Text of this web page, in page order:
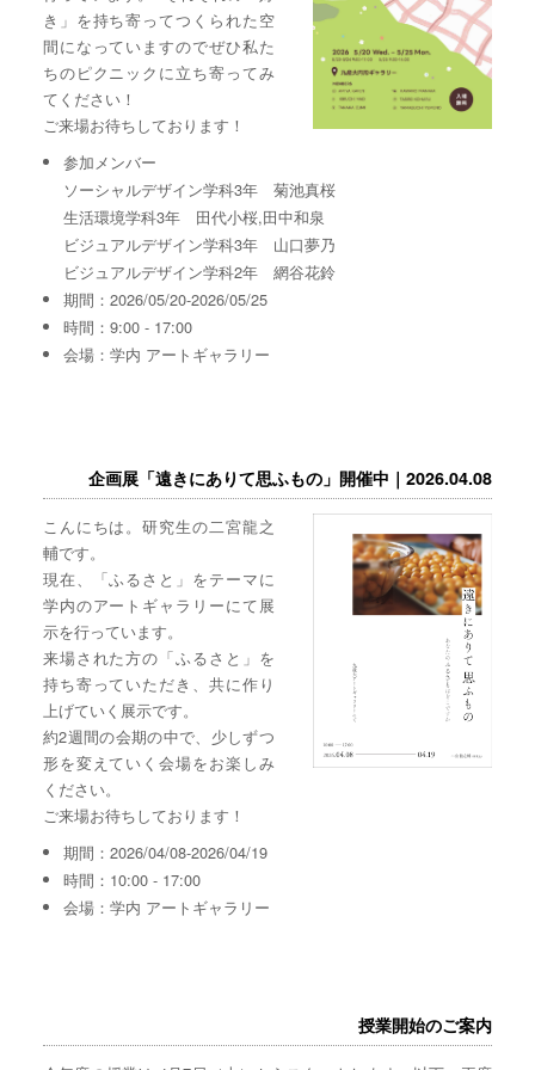
き」を持ち寄ってつくられた空
間になっていますのでぜひ私た
ちのピクニックに立ち寄ってみ
てください！
ご来場お待ちしております！
参加メンバー
ソーシャルデザイン学科3年 菊池真桜
生活環境学科3年 田代小桜,田中和泉
ビジュアルデザイン学科3年 山口夢乃
ビジュアルデザイン学科2年 網谷花鈴
期間：2026/05/20-2026/05/25
時間：9:00 - 17:00
会場：学内 アートギャラリー
企画展「遠きにありて思ふもの」開催中｜2026.04.08
こんにちは。研究生の二宮龍之
輔です。
現在、「ふるさと」をテーマに
学内のアートギャラリーにて展
示を行っています。
来場された方の「ふるさと」を
持ち寄っていただき、共に作り
上げていく展示です。
約2週間の会期の中で、少しずつ
形を変えていく会場をお楽しみ
ください。
ご来場お待ちしております！
期間：2026/04/08-2026/04/19
時間：10:00 - 17:00
会場：学内 アートギャラリー
授業開始のご案内